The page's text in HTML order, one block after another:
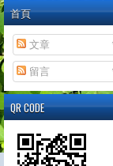
首頁
文章
留言
QR CODE